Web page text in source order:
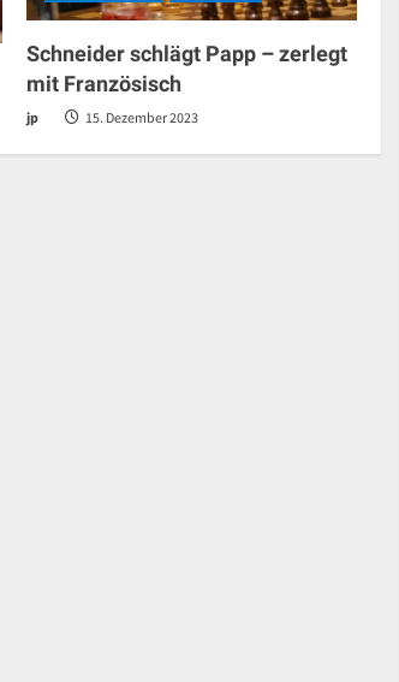
Schneider schlägt Papp – zerlegt
mit Französisch
jp 15. Dezember 2023